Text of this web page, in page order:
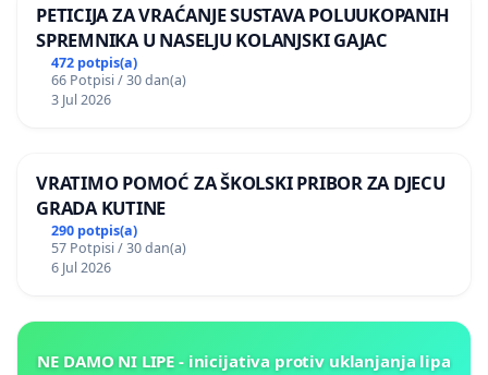
PETICIJA ZA VRAĆANJE SUSTAVA POLUUKOPANIH
SPREMNIKA U NASELJU KOLANJSKI GAJAC
472 potpis(a)
66 Potpisi / 30 dan(a)
3 Jul 2026
VRATIMO POMOĆ ZA ŠKOLSKI PRIBOR ZA DJECU
GRADA KUTINE
290 potpis(a)
57 Potpisi / 30 dan(a)
6 Jul 2026
NE DAMO NI LIPE - inicijativa protiv uklanjanja lipa